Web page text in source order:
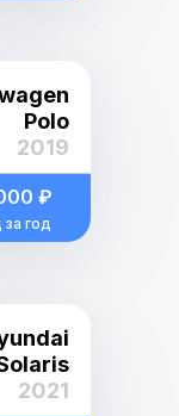
Polo
2019
₽
год
2021